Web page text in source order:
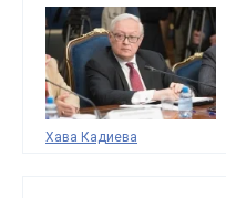
Хава Кадиева